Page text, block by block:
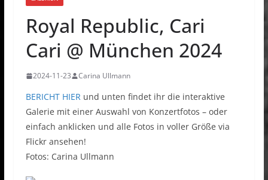
Royal Republic, Cari
Cari @ München 2024
2024-11-23 Carina Ullmann
BERICHT HIERund unten findet ihr die interaktive
Galerie mit einer Auswahl von Konzertfotos – oder
einfach anklicken und alle Fotos in voller Größe via
Flickr ansehen!
Fotos: Carina Ullmann